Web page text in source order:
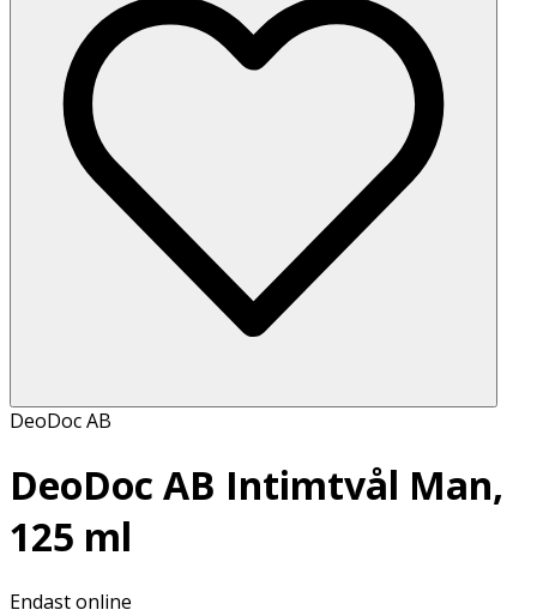
DeoDoc AB
DeoDoc AB Intimtvål Man,
125 ml
Endast online